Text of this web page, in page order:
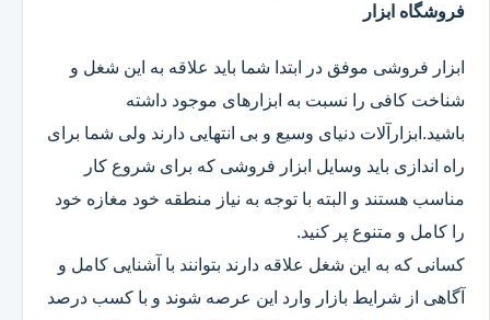
فروشگاه ابزار
ابزار فروشی موفق در ابتدا شما باید علاقه به این شغل و
شناخت کافی را نسبت به ابزارهای موجود داشته
باشید.ابزارآلات دنیای وسیع و بی انتهایی دارند ولی شما برای
راه اندازی باید وسایل ابزار فروشی که برای شروع کار
مناسب هستند و البته با توجه به نیاز منطقه خود مغازه خود
را کامل و متنوع پر کنید.
کسانی که به این شغل علاقه دارند بتوانند با آشنایی کامل و
آگاهی از شرایط بازار وارد این عرصه شوند و با کسب درصد